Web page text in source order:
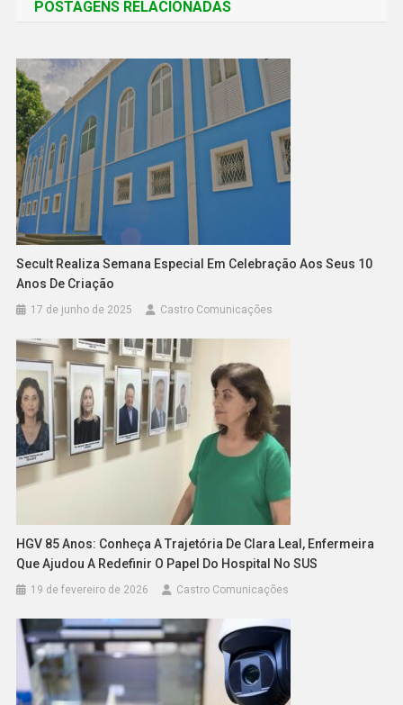
POSTAGENS RELACIONADAS
Secult Realiza Semana Especial Em Celebração Aos Seus 10
Anos De Criação
17 de junho de 2025 Castro Comunicações
HGV 85 Anos: Conheça A Trajetória De Clara Leal, Enfermeira
Que Ajudou A Redefinir O Papel Do Hospital No SUS
19 de fevereiro de 2026 Castro Comunicações